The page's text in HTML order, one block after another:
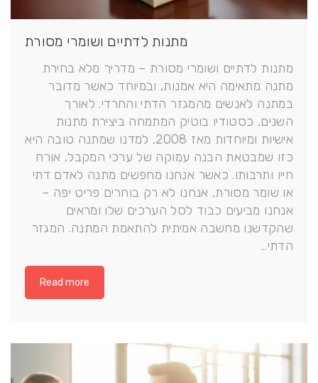
מתנות לדתיים ושומרי מסורת
מתנות לדתיים ושומרי מסורת – מדריך מלא בחירת
מתנה מתאימה היא אמנות, ובמיוחד כאשר מדובר
במתנה לאנשים מהמגזר הדתי והחרדי. לאורך
השנים, כסטודיו בוטיק המתמחה ביצירת מתנות
אישיות ומיוחדות מאז 2008, למדנו שמתנה טובה היא
כזו שמבטאת הבנה עמוקה של ערכי המקבל, אורח
חייו ותרבותו. כאשר אנחנו מחפשים מתנה לאדם דתי
או שומר מסורת, אנחנו לא רק בוחרים פריט יפה –
אנחנו מביעים כבוד לסל הערכים שלו ומראים
שהקדשנו מחשבה אמיתית להתאמת המתנה. המגזר
הדתי…
Read more